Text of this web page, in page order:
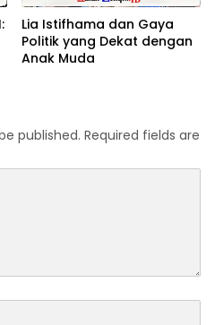
Lia Istifhama dan Gaya
Politik yang Dekat dengan
Anak Muda
published. Required fields are